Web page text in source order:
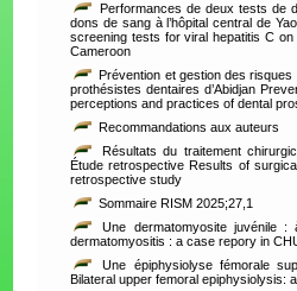
Performances de deux tests de
dons de sang à l’hôpital central de
screening tests for viral hepatitis C
Cameroon
Prévention et gestion des
prothésistes dentaires d’Abidjan
perceptions and practices of dental
Recommandations aux auteurs
Résultats du traitement
Étude retrospective Results of
retrospective study
Sommaire RISM 2025;27,1
Une dermatomyosite juvénile
dermatomyositis : a case repory in
Une épiphysiolyse fémorale
Bilateral upper femoral epiphysiolysis: